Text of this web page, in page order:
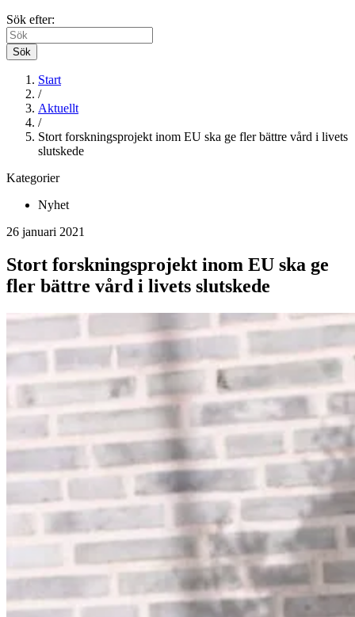
Sök efter:
Sök
Start
/
Aktuellt
/
Stort forskningsprojekt inom EU ska ge fler bättre vård i livets
slutskede
Kategorier
Nyhet
26 januari 2021
Stort forskningsprojekt inom EU ska ge
fler bättre vård i livets slutskede